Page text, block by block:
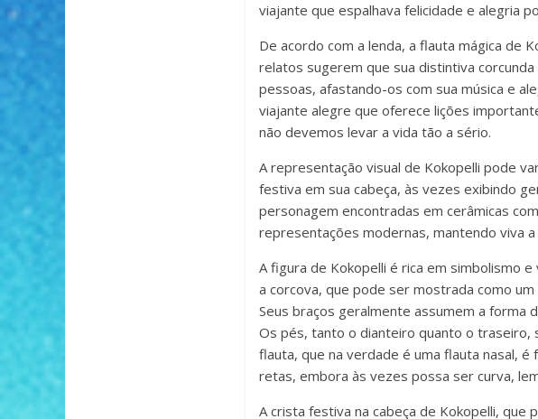
viajante que espalhava felicidade e alegria
De acordo com a lenda, a flauta mágica de
relatos sugerem que sua distintiva
pessoas, afastando-os com sua música e
viajante alegre que oferece lições
não devemos levar a vida tão a sério.
A representação visual de Kokopelli pode
festiva em sua cabeça, às vezes exibindo
personagem encontradas em cerâmicas
representações modernas, mantendo viva
A figura de Kokopelli é rica em simbolismo
a corcova, que pode ser mostrada como
Seus braços geralmente assumem a forma
Os pés, tanto o dianteiro quanto o traseiro,
flauta, que na verdade é uma flauta nasal,
retas, embora às vezes possa ser curva,
A crista festiva na cabeça de Kokopelli,